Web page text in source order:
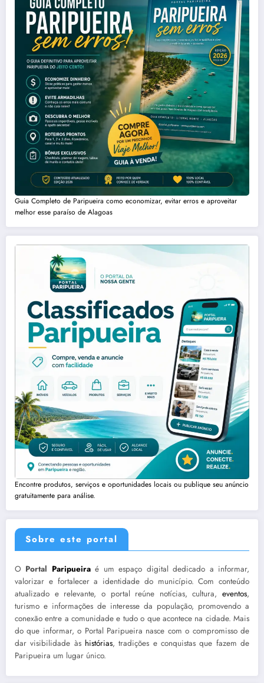
Guia Completo de Paripueira como economizar, evitar erros e aproveitar
melhor esse paraíso de Alagoas
Encontre produtos, serviços e oportunidades locais ou publique seu anúncio
gratuitamente para análise.
Sobre este portal
O Portal Paripueiraé um espaço digital dedicado a informar,
valorizar e fortalecer a identidade do município. Com conteúdo
atualizado e relevante, o portal reúne notícias, cultura, eventos,
turismo e informações de interesse da população, promovendo a
conexão entre a comunidade e tudo o que acontece na cidade. Mais
do que informar, o Portal Paripueira nasce com o compromisso de
dar visibilidade às histórias, tradições e conquistas que fazem de
Paripueira um lugar único.